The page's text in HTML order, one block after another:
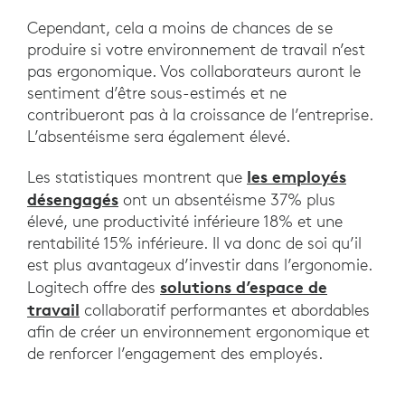
Cependant, cela a moins de chances de se
produire si votre environnement de travail n’est
pas ergonomique. Vos collaborateurs auront le
sentiment d’être sous-estimés et ne
contribueront pas à la croissance de l’entreprise.
L’absentéisme sera également élevé.
Les statistiques montrent que les employés
désengagés ont un absentéisme 37% plus
élevé, une productivité inférieure 18% et une
rentabilité 15% inférieure. Il va donc de soi qu’il
est plus avantageux d’investir dans l’ergonomie.
Logitech offre des solutions d’espace de
travail collaboratif performantes et abordables
afin de créer un environnement ergonomique et
de renforcer l’engagement des employés.